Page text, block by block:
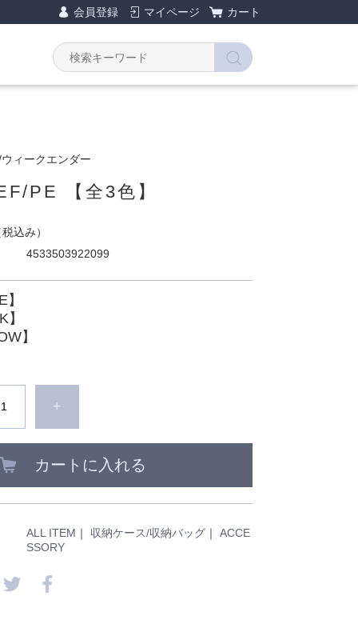
会員登録 マイページ カート
ィークエンダー
PE 【全3色】
込み）
4533503922099
】
+
カートに入れる
ALL ITEM ｜ 収納ケース/収納バッグ ｜ ACCE
SSORY